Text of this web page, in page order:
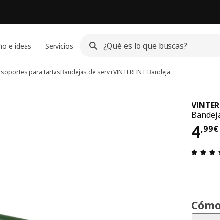
e ideas Servicios
soportes para tartasBandejas de servirVINTERFINT Bandeja
4,99€
El